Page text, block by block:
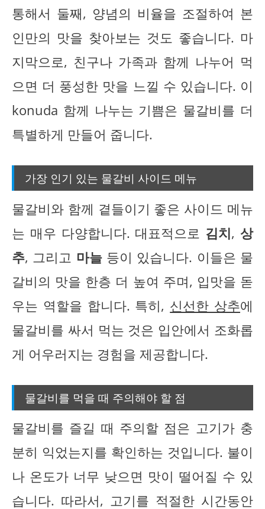
통해서 둘째, 양념의 비율을 조절하여 본
인만의 맛을 찾아보는 것도 좋습니다. 마
지막으로, 친구나 가족과 함께 나누어 먹
으면 더 풍성한 맛을 느낄 수 있습니다. 이
konuda 함께 나누는 기쁨은 물갈비를 더
특별하게 만들어 줍니다.
가장 인기 있는 물갈비 사이드 메뉴
물갈비와 함께 곁들이기 좋은 사이드 메뉴
는 매우 다양합니다. 대표적으로 김치, 상
추, 그리고 마늘등이 있습니다. 이들은 물
갈비의 맛을 한층 더 높여 주며, 입맛을 돋
우는 역할을 합니다. 특히, 신선한 상추에
물갈비를 싸서 먹는 것은 입안에서 조화롭
게 어우러지는 경험을 제공합니다.
물갈비를 먹을 때 주의해야 할 점
물갈비를 즐길 때 주의할 점은 고기가 충
분히 익었는지를 확인하는 것입니다. 불이
나 온도가 너무 낮으면 맛이 떨어질 수 있
습니다. 따라서, 고기를 적절한 시간동안